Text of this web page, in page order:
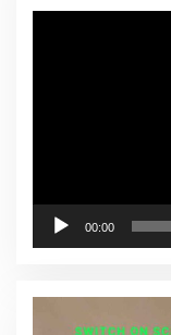
00:00